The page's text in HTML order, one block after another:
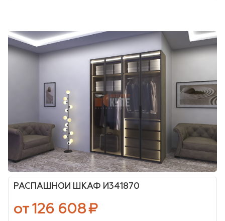
РАСПАШНОЙ ШКАФ И341870
от 126 608₽